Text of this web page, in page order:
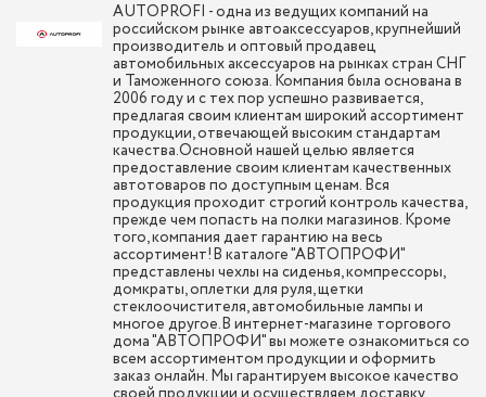
AUTOPROFI - одна из ведущих компаний на
российском рынке автоаксессуаров, крупнейший
производитель и оптовый продавец
автомобильных аксессуаров на рынках стран СНГ
и Таможенного союза. Компания была основана в
2006 году и с тех пор успешно развивается,
предлагая своим клиентам широкий ассортимент
продукции, отвечающей высоким стандартам
качества.Основной нашей целью является
предоставление своим клиентам качественных
автотоваров по доступным ценам. Вся
продукция проходит строгий контроль качества,
прежде чем попасть на полки магазинов. Кроме
того, компания дает гарантию на весь
ассортимент!В каталоге "АВТОПРОФИ"
представлены чехлы на сиденья, компрессоры,
домкраты, оплетки для руля, щетки
стеклоочистителя, автомобильные лампы и
многое другое.В интернет-магазине торгового
дома "АВТОПРОФИ" вы можете ознакомиться со
всем ассортиментом продукции и оформить
заказ онлайн. Мы гарантируем высокое качество